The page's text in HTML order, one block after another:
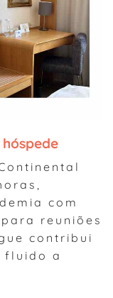
com
reuniões
contribui
fluido a